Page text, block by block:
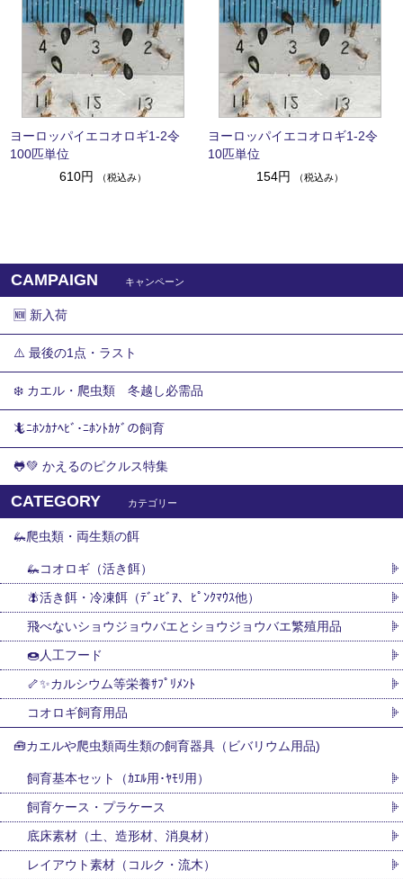
ヨーロッパイエコオロギ1-2令
100匹単位
610円
（税込み）
ヨーロッパイエコオロギ1-2令
10匹単位
154円
（税込み）
CAMPAIGN キャンペーン
🆕 新入荷
⚠️ 最後の1点・ラスト
❄️ カエル・爬虫類 冬越し必需品
🦎ﾆﾎﾝｶﾅﾍﾋﾞ･ﾆﾎﾝﾄｶｹﾞの飼育
🐸💚 かえるのピクルス特集
CATEGORY カテゴリー
🦗爬虫類・両生類の餌
🦗コオロギ（活き餌）
🪰活き餌・冷凍餌（ﾃﾞｭﾋﾞｱ、ﾋﾟﾝｸﾏｳｽ他）
飛べないショウジョウバエとショウジョウバエ繁殖用品
🍩人工フード
🦴✨カルシウム等栄養ｻﾌﾟﾘﾒﾝﾄ
コオロギ飼育用品
🧰カエルや爬虫類両生類の飼育器具（ビバリウム用品)
飼育基本セット（ｶｴﾙ用･ﾔﾓﾘ用）
飼育ケース・プラケース
底床素材（土、造形材、消臭材）
レイアウト素材（コルク・流木）